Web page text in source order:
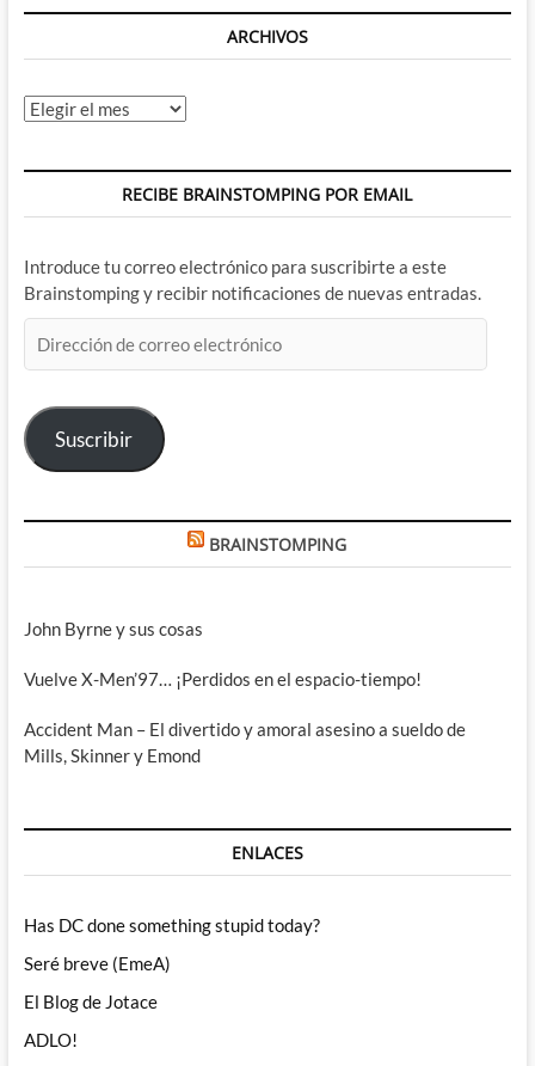
ARCHIVOS
Archivos
RECIBE BRAINSTOMPING POR EMAIL
Introduce tu correo electrónico para suscribirte a este
Brainstomping y recibir notificaciones de nuevas entradas.
de
electrónico
Suscribir
BRAINSTOMPING
John Byrne y sus cosas
Vuelve X-Men’97… ¡Perdidos en el espacio-tiempo!
Accident Man – El divertido y amoral asesino a sueldo de
Mills, Skinner y Emond
ENLACES
Has DC done something stupid today?
Seré breve (EmeA)
El Blog de Jotace
ADLO!